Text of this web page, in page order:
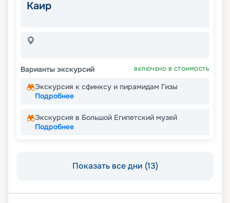
Каир
Варианты экскурсий ВКЛЮЧЕНО В СТОИМОСТЬ
Экскурсия к сфинксу и пирамидам Гизы
Подробнее
Экскурсия в Большой Египетский музей
Подробнее
Показать все дни (13)